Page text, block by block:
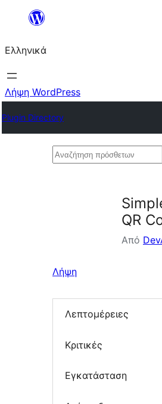
Μετάβαση
περιεχόμενο
Ελληνικά
Λήψη WordPress
Plugin Directory
Αναζήτηση
QR
Από
Λήψη
Λεπτομέρειες
Κριτικές
Εγκατάσταση